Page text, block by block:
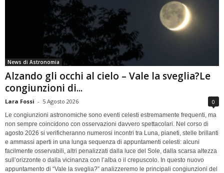
News di Astronomia
Alzando gli occhi al cielo – Vale la sveglia?Le
congiunzioni di...
Lara Fossi - 5 Agosto 2026 0
Le congiunzioni astronomiche sono eventi celesti estremamente frequenti, ma
non sempre coincidono con osservazioni davvero spettacolari. Nel corso di
agosto 2026 si verificheranno numerosi incontri tra Luna, pianeti, stelle brillanti
e ammassi aperti in una lunga sequenza di appuntamenti celesti: alcuni
facilmente osservabili, altri penalizzati dalla luce del Sole, dalla scarsa altezza
sull’orizzonte o dalla vicinanza con l’alba o il crepuscolo. In questo nuovo
appuntamento di “Vale la sveglia?” analizzeremo le principali congiunzioni del